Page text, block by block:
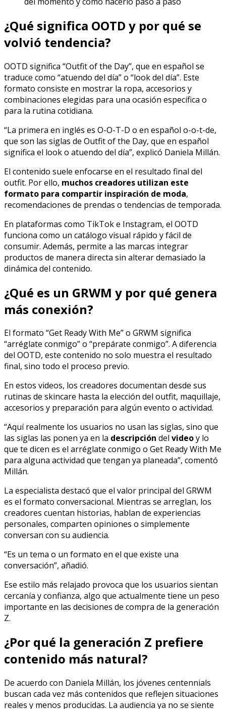
¿Qué significa OOTD y por qué se
volvió tendencia?
OOTD significa “Outfit of the Day”, que en español se
traduce como “atuendo del día” o “look del día”. Este
formato consiste en mostrar la ropa, accesorios y
combinaciones elegidas para una ocasión específica o
para la rutina cotidiana.
“La primera en inglés es O-O-T-D o en español o-o-t-de,
que son las siglas de Outfit of the Day, que en español
significa el look o atuendo del día”, explicó Daniela Millán.
El contenido suele enfocarse en el resultado final del
outfit. Por ello, muchos creadores utilizan este
formato para compartir inspiración de moda,
recomendaciones de prendas o tendencias de temporada.
En plataformas como TikTok e Instagram, el OOTD
funciona como un catálogo visual rápido y fácil de
consumir. Además, permite a las marcas integrar
productos de manera directa sin alterar demasiado la
dinámica del contenido.
¿Qué es un GRWM y por qué genera
más conexión?
El formato “Get Ready With Me” o GRWM significa
“arréglate conmigo” o “prepárate conmigo”. A diferencia
del OOTD, este contenido no solo muestra el resultado
final, sino todo el proceso previo.
En estos videos, los creadores documentan desde sus
rutinas de skincare hasta la elección del outfit, maquillaje,
accesorios y preparación para algún evento o actividad.
“Aquí realmente los usuarios no usan las siglas, sino que
las siglas las ponen ya en la descripción del videoy lo
que te dicen es el arréglate conmigo o Get Ready With Me
para alguna actividad que tengan ya planeada”, comentó
Millán.
La especialista destacó que el valor principal del GRWM
es el formato conversacional. Mientras se arreglan, los
creadores cuentan historias, hablan de experiencias
personales, comparten opiniones o simplemente
conversan con su audiencia.
“Es un tema o un formato en el que existe una
conversación”, añadió.
Ese estilo más relajado provoca que los usuarios sientan
cercanía y confianza, algo que actualmente tiene un peso
importante en las decisiones de compra de la generación
Z.
¿Por qué la generación Z prefiere
contenido más natural?
De acuerdo con Daniela Millán, los jóvenes centennials
buscan cada vez más contenidos que reflejen situaciones
reales y menos producidas. La audiencia ya no se siente